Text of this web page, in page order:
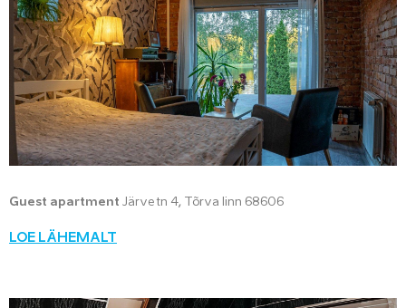
Guest apartment Järve tn 4, Tõrva linn 68606
LOE LÄHEMALT